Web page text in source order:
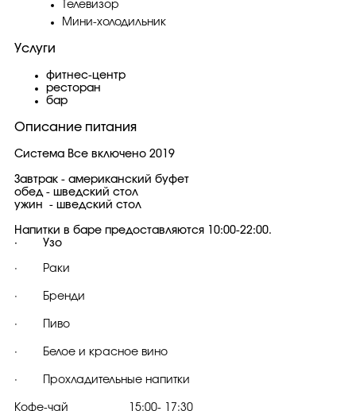
Телевизор
Мини-холодильник
Услуги
фитнес-центр
ресторан
бар
Описание питания
Система Все включено 2019
Завтрак - американский буфет
обед - шведский стол
ужин - шведский стол
Напитки в баре предоставляются 10:00-22:00.
· Узо
· Раки
· Бренди
· Пиво
· Белое и красное вино
· Прохладительные напитки
Кофе-чай 15:00- 17:30